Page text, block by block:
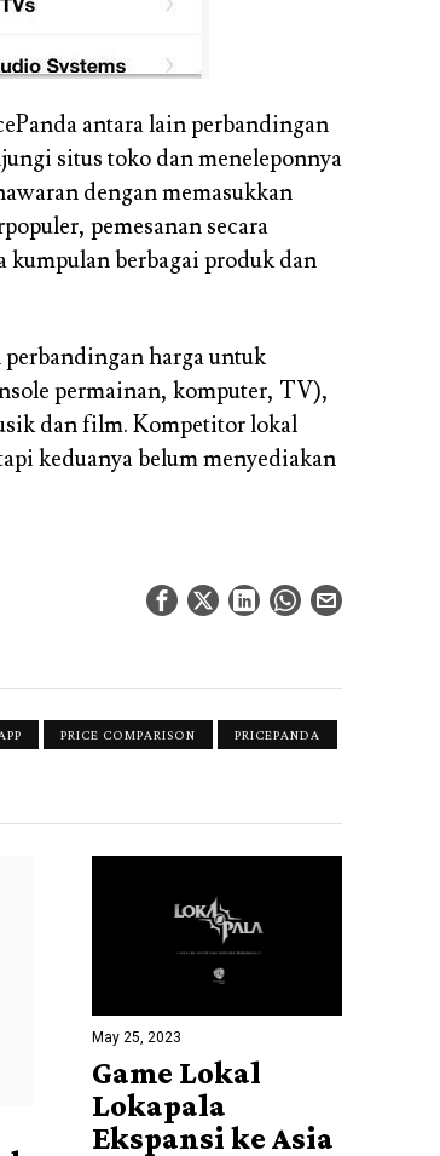
antara lain perbandingan
situs toko dan meneleponnya
dengan memasukkan
pemesanan secara
berbagai produk dan
harga untuk
permainan, komputer, TV),
dan film. Kompetitor lokal
keduanya belum menyediakan
PRICE COMPARISON PRICEPANDA
May 25, 2023
Game Lokal
Lokapala
Ekspansi ke Asia